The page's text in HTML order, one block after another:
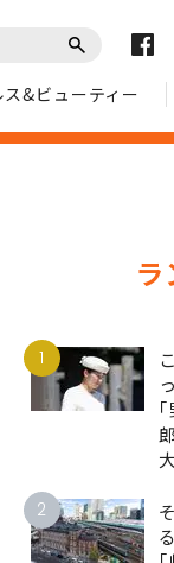
ス&ビューティー
1
2